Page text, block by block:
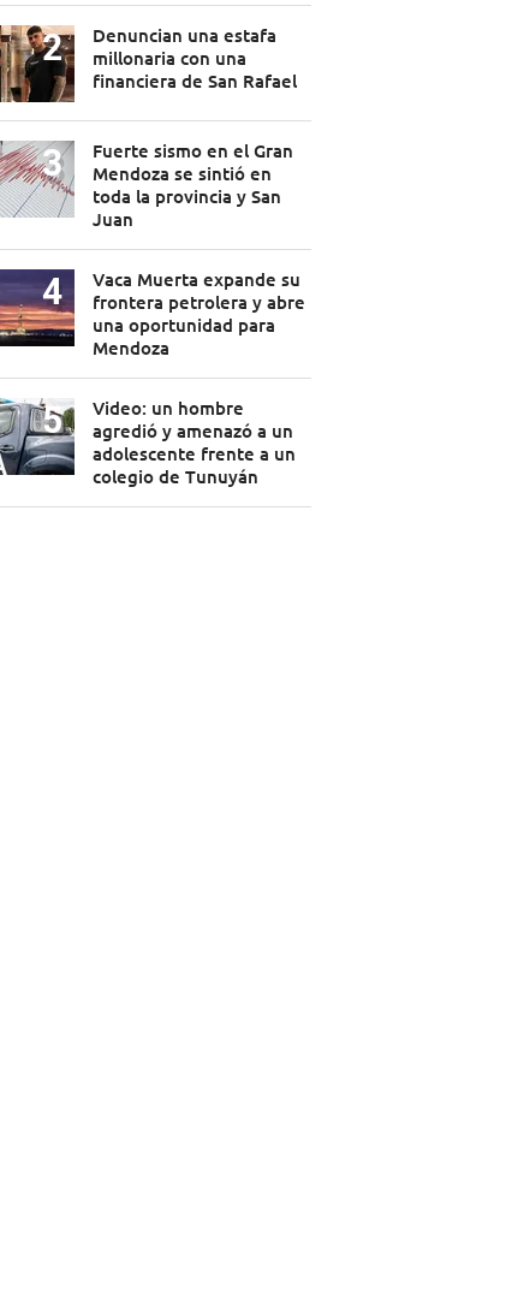
Denuncian una estafa
millonaria con una
financiera de San Rafael
Fuerte sismo en el Gran
Mendoza se sintió en
toda la provincia y San
Juan
Vaca Muerta expande su
frontera petrolera y abre
una oportunidad para
Mendoza
Video: un hombre
agredió y amenazó a un
adolescente frente a un
colegio de Tunuyán